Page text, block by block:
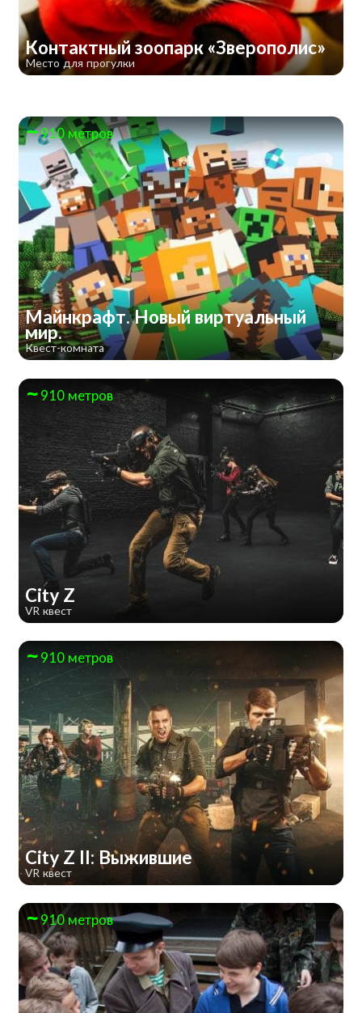
Контактный зоопарк «Зверополис»
Место для прогулки
910 метров
Майнкрафт. Новый виртуальный
мир.
Квест-комната
910 метров
City Z
VR квест
910 метров
City Z II: Выжившие
VR квест
910 метров